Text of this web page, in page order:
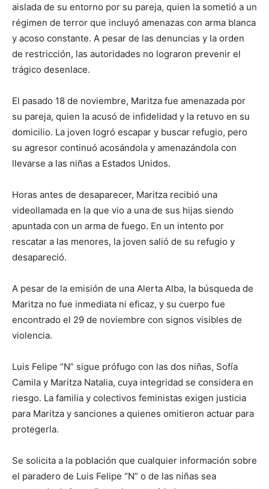
aislada de su entorno por su pareja, quien la sometió a un
régimen de terror que incluyó amenazas con arma blanca
y acoso constante. A pesar de las denuncias y la orden
de restricción, las autoridades no lograron prevenir el
trágico desenlace.
El pasado 18 de noviembre, Maritza fue amenazada por
su pareja, quien la acusó de infidelidad y la retuvo en su
domicilio. La joven logró escapar y buscar refugio, pero
su agresor continuó acosándola y amenazándola con
llevarse a las niñas a Estados Unidos.
Horas antes de desaparecer, Maritza recibió una
videollamada en la que vio a una de sus hijas siendo
apuntada con un arma de fuego. En un intento por
rescatar a las menores, la joven salió de su refugio y
desapareció.
A pesar de la emisión de una Alerta Alba, la búsqueda de
Maritza no fue inmediata ni eficaz, y su cuerpo fue
encontrado el 29 de noviembre con signos visibles de
violencia.
Luis Felipe “N” sigue prófugo con las dos niñas, Sofía
Camila y Maritza Natalia, cuya integridad se considera en
riesgo. La familia y colectivos feministas exigen justicia
para Maritza y sanciones a quienes omitieron actuar para
protegerla.
Se solicita a la población que cualquier información sobre
el paradero de Luis Felipe “N” o de las niñas sea